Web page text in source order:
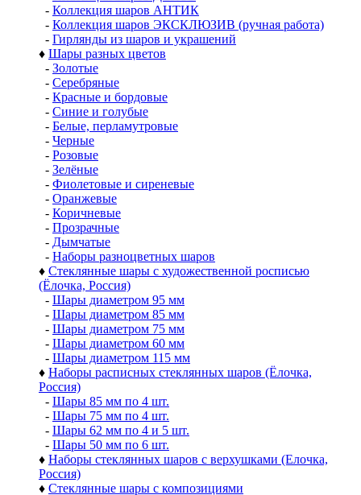
- Коллекция шаров АНТИК
- Коллекция шаров ЭКСКЛЮЗИВ (ручная работа)
- Гирлянды из шаров и украшений
♦ Шары разных цветов
- Золотые
- Серебряные
- Красные и бордовые
- Синие и голубые
- Белые, перламутровые
- Черные
- Розовые
- Зелёные
- Фиолетовые и сиреневые
- Оранжевые
- Коричневые
- Прозрачные
- Дымчатые
- Наборы разноцветных шаров
♦ Стеклянные шары с художественной росписью
(Ёлочка, Россия)
- Шары диаметром 95 мм
- Шары диаметром 85 мм
- Шары диаметром 75 мм
- Шары диаметром 60 мм
- Шары диаметром 115 мм
♦ Наборы расписных стеклянных шаров (Ёлочка,
Россия)
- Шары 85 мм по 4 шт.
- Шары 75 мм по 4 шт.
- Шары 62 мм по 4 и 5 шт.
- Шары 50 мм по 6 шт.
♦ Наборы стеклянных шаров с верхушками (Елочка,
Россия)
♦ Стеклянные шары с композициями